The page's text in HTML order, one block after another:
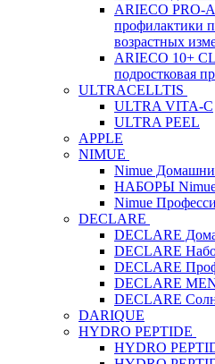
ARIECO PRO-
профилактики
возрастных
ARIECO 10+
подростковая
ULTRACELLTIS
ULTRA VITA-C
ULTRA PEEL
APPLE
NIMUE
Nimue
НАБОРЫ
Nimue
DECLARE
DECLARE
DECLARE
DECLARE
DECLARE
DECLARE
DARIQUE
HYDRO PEPTIDE
HYDRO